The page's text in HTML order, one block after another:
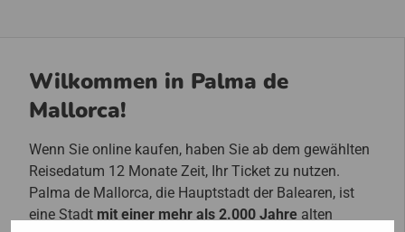
Wilkommen in Palma de
Mallorca!
Wenn Sie online kaufen, haben Sie ab dem gewählten
Reisedatum 12 Monate Zeit, Ihr Ticket zu nutzen.
Palma de Mallorca, die Hauptstadt der Balearen, ist
eine Stadt mit einer mehr als 2.000 Jahre alten